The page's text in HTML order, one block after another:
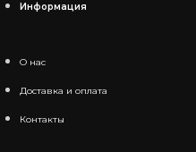
Информация
О нас
Доставка и оплата
Контакты